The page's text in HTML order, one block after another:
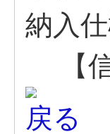
納入
【信
戻る